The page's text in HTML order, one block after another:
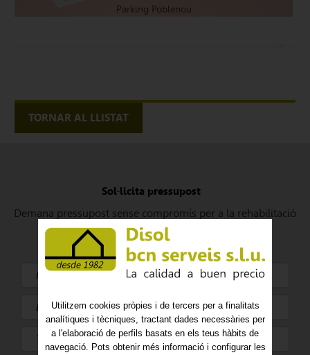
Parking Poblenou
TORNAR AL LLISTAT
Sol·licita pressupost
Demana pressupost sense compromís per a la rehabilitació
de la seva façana
Utilitzem cookies pròpies i de tercers per a finalitats
analítiques i tècniques, tractant dades necessàries per
a l'elaboració de perfils basats en els teus hàbits de
navegació. Pots obtenir més informació i configurar les